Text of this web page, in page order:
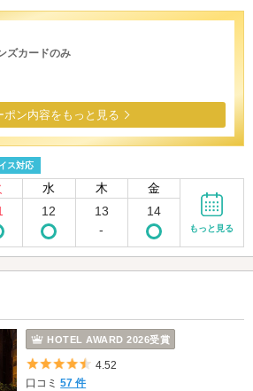
ズカードのみ
ポン内容をもっと見る
ス対応
水 木 金
12
13
-
14
もっと見る
HOTEL AWARD 2026受賞
5つ星のうち4.5
4.52
口コミ57 件